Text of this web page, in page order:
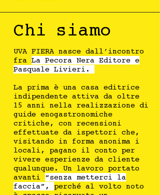
Chi siamo
UVA FIERA nasce dall’incontro
fra La Pecora Nera Editore e
Pasquale Livieri.
La prima è una casa editrice
indipendente attiva da oltre
15 anni nella realizzazione di
guide enogastronomiche
critiche, con recensioni
effettuate da ispettori che,
visitando in forma anonima i
locali, pagano il conto per
vivere esperienze da cliente
qualunque. Un lavoro portato
avanti “senza metterci la
faccia”, perché al volto noto